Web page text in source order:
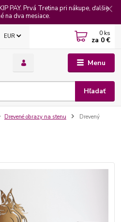
PAY. Prvá Tretina pri nákupe, ďalšie
na dva mesiace.
Menu
EUR
Hľadať
0 ks
za 0 €
Drevené obrazy na stenu
Drevený